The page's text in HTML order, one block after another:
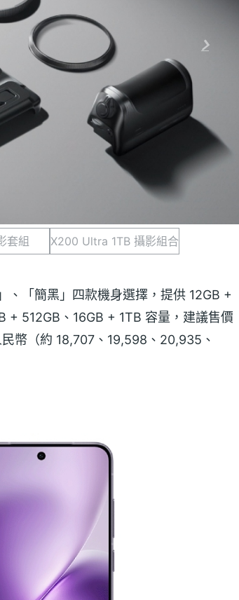
套組 X200 Ultra 1TB 攝影組合
「簡黑」四款機身選擇，提供 12GB +
+ 512GB、16GB + 1TB 容量，建議售價
幣（約 18,707、19,598、20,935、